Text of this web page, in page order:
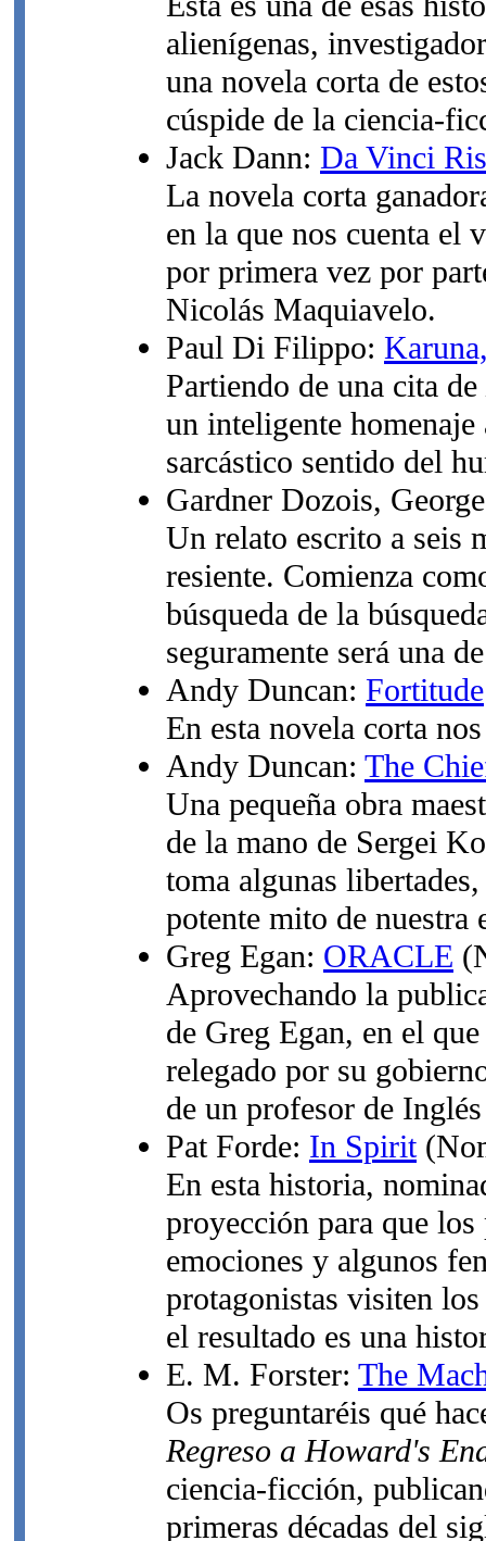
alienígenas,
una novela corta de
cúspide de la ciencia-
Jack Dann: Da Vinci
La novela corta
en la que nos cuenta el
por primera vez por
Nicolás Maquiavelo.
Paul Di Filippo:
Partiendo de una cita de
un inteligente
sarcástico sentido del
Gardner Dozois,
Un relato escrito a seis
resiente. Comienza
búsqueda de la
seguramente será una
Andy Duncan: Fortitude
En esta novela corta
Andy Duncan: The
Una pequeña obra
de la mano de Sergei
toma algunas
potente mito de
Greg Egan: ORACLE
Aprovechando la
de Greg Egan, en el
relegado por su
de un profesor de
Pat Forde: In Spirit
En esta historia,
proyección para que
emociones y algunos
protagonistas visiten
el resultado es una
E. M. Forster: The
Os preguntaréis qué
Regreso a Howard's
ciencia-ficción,
primeras décadas del